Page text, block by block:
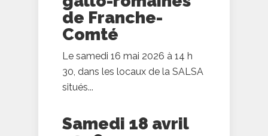
de Franche-
Comté
Le samedi 16 mai 2026 à 14 h
30, dans les locaux de la SALSA
situés...
Samedi 18 avril